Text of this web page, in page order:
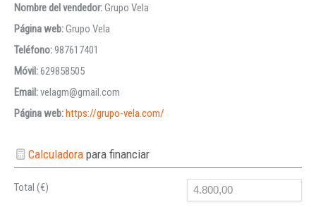
Nombre del vendedor:Grupo Vela
Página web:Grupo Vela
Teléfono:987617401
Móvil:629858505
Email:velagm@gmail.com
Página web:https://grupo-vela.com/
Calculadorapara financiar
Total (€)